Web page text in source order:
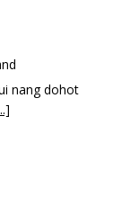
nang dohot